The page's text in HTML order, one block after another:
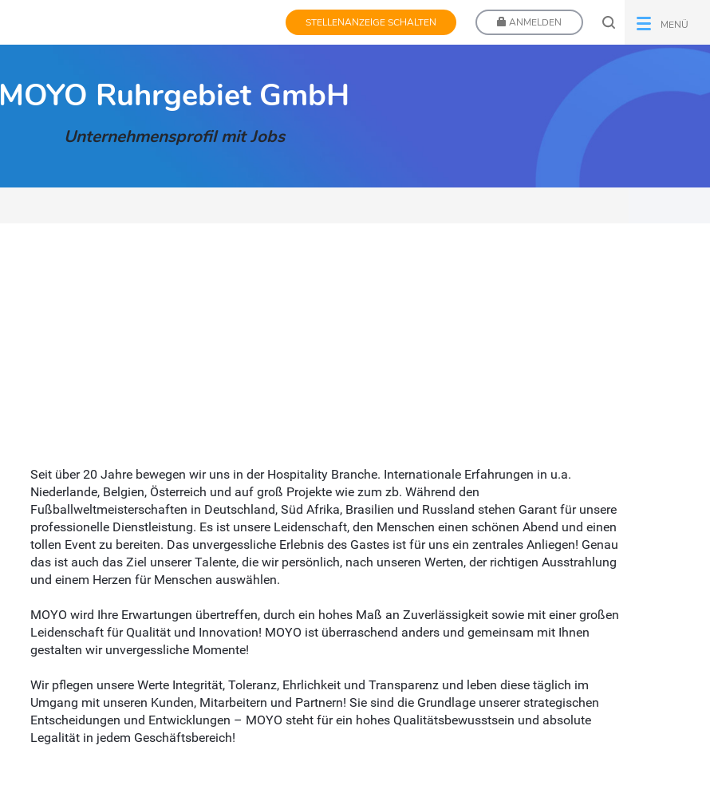
STELLENANZEIGE SCHALTEN ANMELDEN MENÜ
MOYO Ruhrgebiet GmbH
Unternehmensprofil mit Jobs
Seit über 20 Jahre bewegen wir uns in der Hospitality Branche. Internationale Erfahrungen in u.a.
Niederlande, Belgien, Österreich und auf groß Projekte wie zum zb. Während den
Fußballweltmeisterschaften in Deutschland, Süd Afrika, Brasilien und Russland stehen Garant für unsere
professionelle Dienstleistung. Es ist unsere Leidenschaft, den Menschen einen schönen Abend und einen
tollen Event zu bereiten. Das unvergessliche Erlebnis des Gastes ist für uns ein zentrales Anliegen! Genau
das ist auch das Ziel unserer Talente, die wir persönlich, nach unseren Werten, der richtigen Ausstrahlung
und einem Herzen für Menschen auswählen.
MOYO wird Ihre Erwartungen übertreffen, durch ein hohes Maß an Zuverlässigkeit sowie mit einer großen
Leidenschaft für Qualität und Innovation! MOYO ist überraschend anders und gemeinsam mit Ihnen
gestalten wir unvergessliche Momente!
Wir pflegen unsere Werte Integrität, Toleranz, Ehrlichkeit und Transparenz und leben diese täglich im
Umgang mit unseren Kunden, Mitarbeitern und Partnern! Sie sind die Grundlage unserer strategischen
Entscheidungen und Entwicklungen – MOYO steht für ein hohes Qualitätsbewusstsein und absolute
Legalität in jedem Geschäftsbereich!